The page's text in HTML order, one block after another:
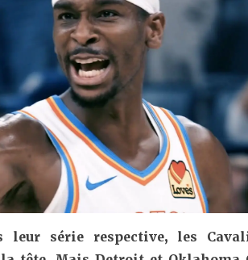
leur série respective, les